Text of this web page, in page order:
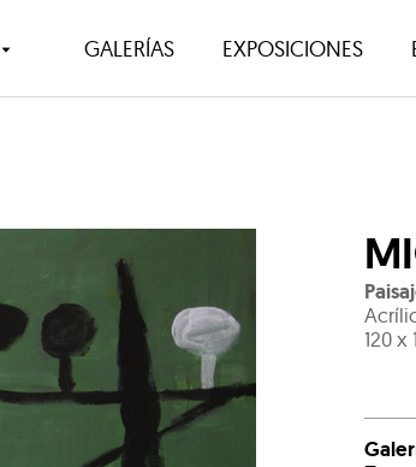
GALERÍAS EXPOSICIONES
120 x